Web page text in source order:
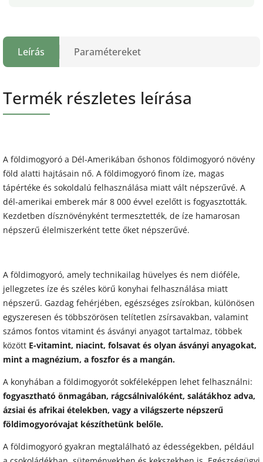
Leírás Paramétereket
Termék részletes leírása
A földimogyoró a Dél-Amerikában őshonos földimogyoró növény
föld alatti hajtásain nő. A földimogyoró finom íze, magas
tápértéke és sokoldalú felhasználása miatt vált népszerűvé. A
dél-amerikai emberek már 8 000 évvel ezelőtt is fogyasztották.
Kezdetben dísznövényként termesztették, de íze hamarosan
népszerű élelmiszerként tette őket népszerűvé.
A földimogyoró, amely technikailag hüvelyes és nem dióféle,
jellegzetes íze és széles körű konyhai felhasználása miatt
népszerű. Gazdag fehérjében, egészséges zsírokban, különösen
egyszeresen és többszörösen telítetlen zsírsavakban, valamint
számos fontos vitamint és ásványi anyagot tartalmaz, többek
között E-vitamint, niacint, folsavat és olyan ásványi anyagokat,
mint a magnézium, a foszfor és a mangán.
A konyhában a földimogyorót sokféleképpen lehet felhasználni:
fogyasztható önmagában, rágcsálnivalóként, salátákhoz adva,
ázsiai és afrikai ételekben, vagy a világszerte népszerű
földimogyoróvajat készíthetünk belőle.
A földimogyoró gyakran megtalálható az édességekben, például